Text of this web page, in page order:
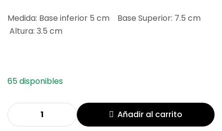
Medida: Base inferior 5 cm Base Superior: 7.5 cm
Altura: 3.5 cm
65 disponibles
Añadir al carrito